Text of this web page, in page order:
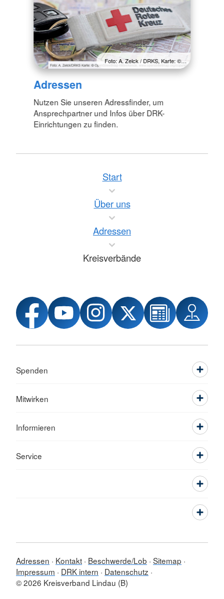
Foto: A. Zelck / DRKS, Karte: ©…
Adressen
Nutzen Sie unseren Adressfinder, um
Ansprechpartner und Infos über DRK-
Einrichtungen zu finden.
Start
Über uns
Adressen
Kreisverbände
Spenden
Mitwirken
Informieren
Service
Adressen Kontakt Beschwerde/Lob Sitemap
Impressum
DRK intern
Datenschutz
© 2026 Kreisverband Lindau (B)